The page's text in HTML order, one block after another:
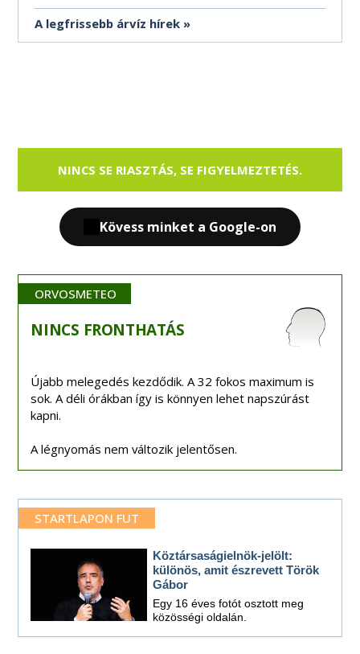
A legfrissebb árvíz hírek
NINCS SE RIASZTÁS, SE FIGYELMEZTETÉS.
Kövess minket a Google-on
ORVOSMETEO
NINCS FRONTHATÁS
Újabb melegedés kezdődik. A 32 fokos maximum is
sok. A déli órákban így is könnyen lehet napszúrást
kapni.
A légnyomás nem változik jelentősen.
STARTLAPON FUT
Köztársaságielnök-jelölt:
különös, amit észrevett Török
Gábor
Egy 16 éves fotót osztott meg
közösségi oldalán.